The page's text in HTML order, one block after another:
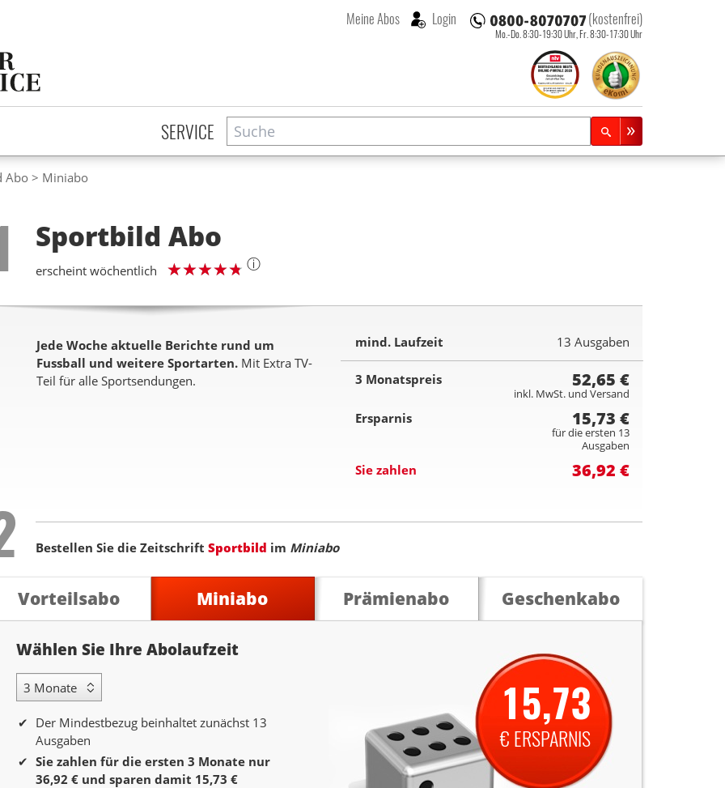
(kostenfrei)
Mo.-Do. 8:30-19:30 Uhr, Fr. 8:30-17:30 Uhr
Meine Abos Login
SERVICE Suche
Zeitschriftensuche
Abo Miniabo
Sportbild Abo
erscheint wöchentlich ⓘ
Jede Woche aktuelle Berichte rund um
Fussball und weitere Sportarten. Mit Extra TV-
Teil für alle Sportsendungen.
mind. Laufzeit 13 Ausgaben
3 Monatspreis 52,65 €
inkl. MwSt. und Versand
Ersparnis 15,73 €
für die ersten 13
Ausgaben
Sie zahlen 36,92 €
Bestellen Sie die Zeitschrift Sportbild im Miniabo
Vorteilsabo Miniabo Prämienabo Geschenkabo
Wählen Sie Ihre Abolaufzeit
3 Monate Laufzeit
Der Mindestbezug beinhaltet zunächst 13
Ausgaben
Sie zahlen für die ersten 3 Monate nur
36,92 € und sparen damit 15,73 €
15,73
€ ERSPARNIS